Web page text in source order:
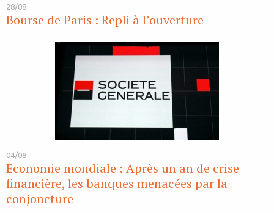
28/08
Bourse de Paris : Repli à l’ouverture
04/08
Economie mondiale : Après un an de crise
financière, les banques menacées par la
conjoncture